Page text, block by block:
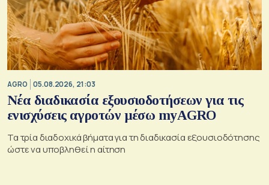
AGRO 05.08.2026, 21:03
Νέα διαδικασία εξουσιοδοτήσεων για τις
ενισχύσεις αγροτών μέσω myAGRO
Τα τρία διαδοχικά βήματα για τη διαδικασία εξουσιοδότησης
ώστε να υποβληθεί η αίτηση